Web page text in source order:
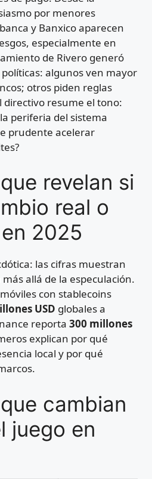
por menores
y Banxico aparecen
especialmente en
de Rivero generó
algunos ven mayor
otros piden reglas
directivo resume el tono:
periferia del sistema
prudente acelerar
revelan si
real o
2025
las cifras muestran
allá de la especulación.
con stablecoins
USD globales a
reporta 300 millones
explican por qué
local y por qué
cambian
juego en